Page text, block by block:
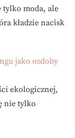
tylko moda, ale
kładzie nacisk
jako ozdoby
ekologicznej,
nie tylko